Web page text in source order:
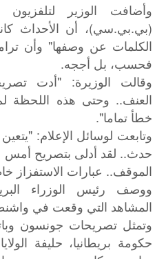
وأضافت الوزير لتلفزيون
(بي.بي.سي)، أن الأحداث
الكلمات عن وصفها" وأن
فحسب، بل أججه.
وقالت الوزيرة: "أدت
العنف.. وحتى هذه اللحظة
خطأ تماما".
وتابعت لوسائل الإعلام:
حدث.. لقد أدلى بتصريح أمس
الموقف.. عبارات الاستفزاز
ووصف رئيس الوزراء
المشاهد التي وقعت في
وتمثل تصريحات جونسون
حكومة بريطانيا، حليفة